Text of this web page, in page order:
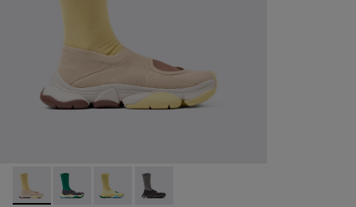
Camper x ISSEY MIYAKE - Karst Finch - K101115-005 -
Camper x ISSEY MIYAKE - Karst Finch - K101115-004
Camper x ISSEY MIYAKE - Karst Finch -
Camper x ISSEY MIYAKE - Karst Finch -